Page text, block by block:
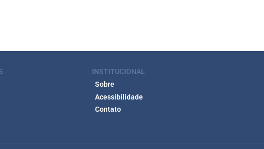
INSTITUCIONAL
Sobre
Acessibilidade
Contato